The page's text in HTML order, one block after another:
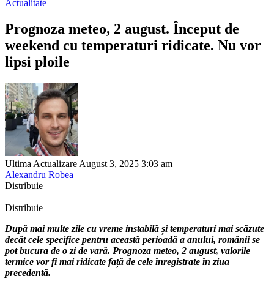
Actualitate
Prognoza meteo, 2 august. Început de
weekend cu temperaturi ridicate. Nu vor
lipsi ploile
Ultima Actualizare August 3, 2025 3:03 am
Alexandru Robea
Distribuie
Distribuie
După mai multe zile cu vreme instabilă și temperaturi mai scăzute
decât cele specifice pentru această perioadă a anului, românii se
pot bucura de o zi de vară. Prognoza meteo, 2 august, valorile
termice vor fi mai ridicate față de cele înregistrate în ziua
precedentă.